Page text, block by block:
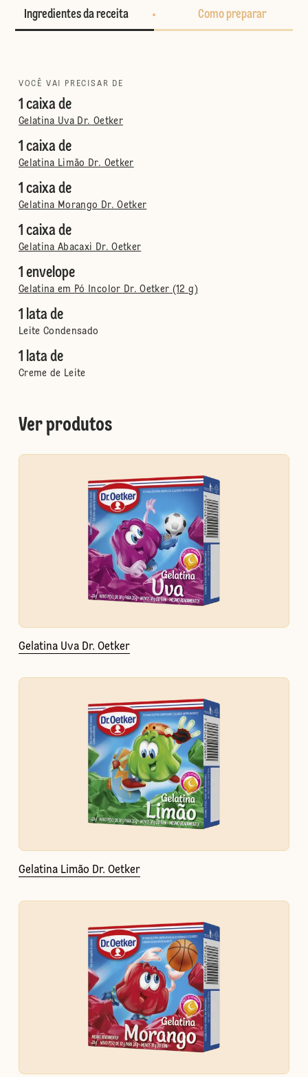
Ingredientes da receita Como preparar
VOCÊ VAI PRECISAR DE
1 caixa de
Gelatina Uva Dr. Oetker
1 caixa de
Gelatina Limão Dr. Oetker
1 caixa de
Gelatina Morango Dr. Oetker
1 caixa de
Gelatina Abacaxi Dr. Oetker
1 envelope
Gelatina em Pó Incolor Dr. Oetker (12 g)
1 lata de
Leite Condensado
1 lata de
Creme de Leite
Ver produtos
Gelatina Uva Dr. Oetker
Gelatina Limão Dr. Oetker